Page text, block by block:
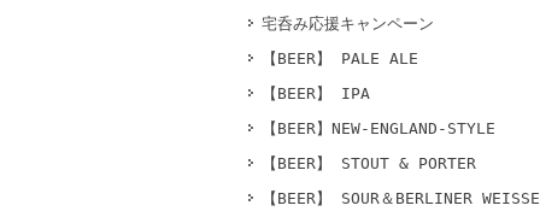
宅呑み応援キャンペーン
【BEER】 PALE ALE
【BEER】 IPA
【BEER】NEW-ENGLAND-STYLE
【BEER】 STOUT & PORTER
【BEER】 SOUR＆BERLINER WEISSE